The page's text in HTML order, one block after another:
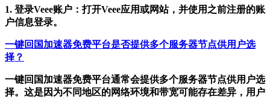
1. 登录Veee账户：打开Veee应用或网站，并使用之前注册的账
户信息登录。
一键回国加速器免费平台是否提供多个服务器节点供用户选
择？
一键回国加速器免费平台通常会提供多个服务器节点供用户选
择。这是因为不同地区的网络环境和带宽可能存在差异，用户